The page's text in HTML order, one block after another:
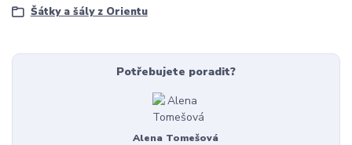
Šátky a šály z Orientu
Potřebujete poradit?
Alena Tomešová